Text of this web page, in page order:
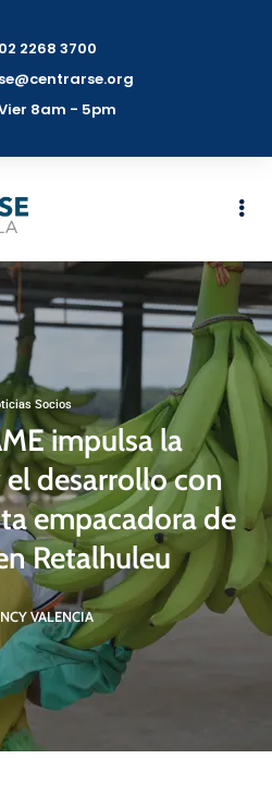
2268 3700
8am - 5pm
Socios
impulsa la
desarrollo con
empacadora de
Retalhuleu
VALENCIA